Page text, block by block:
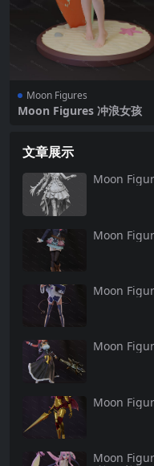
Moon Figures
Moon Figures 冲浪女孩
文章展示
Moon
Moon
Moon
Moon
Moon
Moon